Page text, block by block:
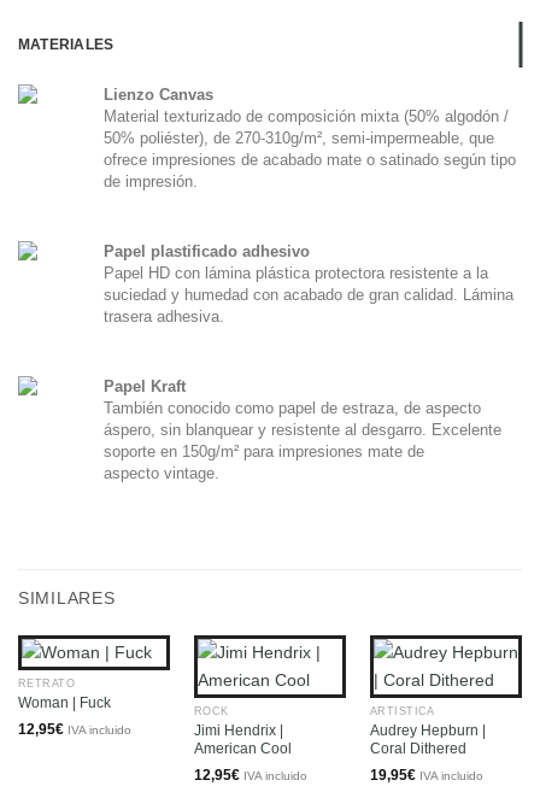
MATERIALES
Lienzo Canvas
Material texturizado de composición mixta (50% algodón /
50% poliéster), de 270-310g/m², semi-impermeable, que
ofrece impresiones de acabado mate o satinado según tipo
de impresión.
Papel plastificado adhesivo
Papel HD con lámina plástica protectora resistente a la
suciedad y humedad con acabado de gran calidad. Lámina
trasera adhesiva.
Papel Kraft
También conocido como papel de estraza, de aspecto
áspero, sin blanquear y resistente al desgarro. Excelente
soporte en 150g/m² para impresiones mate de
aspecto vintage.
SIMILARES
RETRATO
Woman | Fuck
12,95€ IVA incluido
ROCK
Jimi Hendrix |
American Cool
12,95€ IVA incluido
ARTÍSTICA
Audrey Hepburn |
Coral Dithered
19,95€ IVA incluido